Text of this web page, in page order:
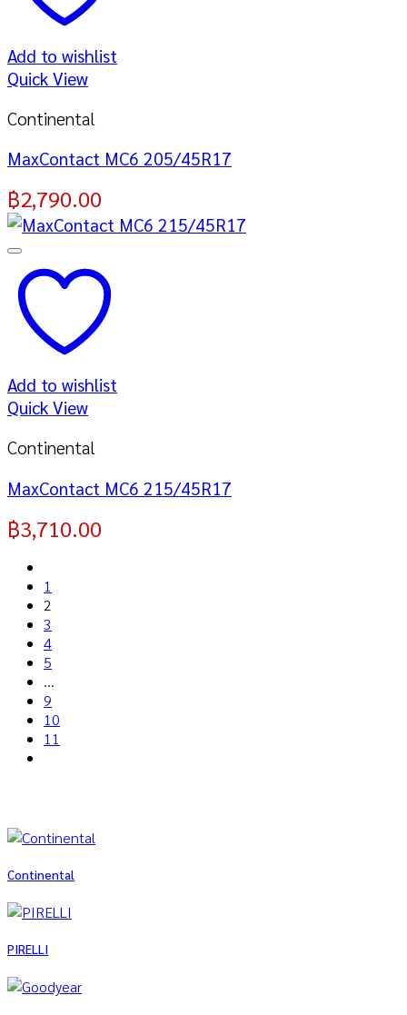
Add to wishlist
Quick View
Continental
MaxContact MC6 205/45R17
฿2,790.00
Add to wishlist
Quick View
Continental
MaxContact MC6 215/45R17
฿3,710.00
1
2
3
4
5
…
9
10
11
Continental
PIRELLI